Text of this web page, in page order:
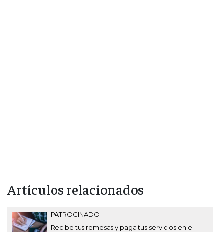
Artículos relacionados
PATROCINADO
Recibe tus remesas y paga tus servicios en el